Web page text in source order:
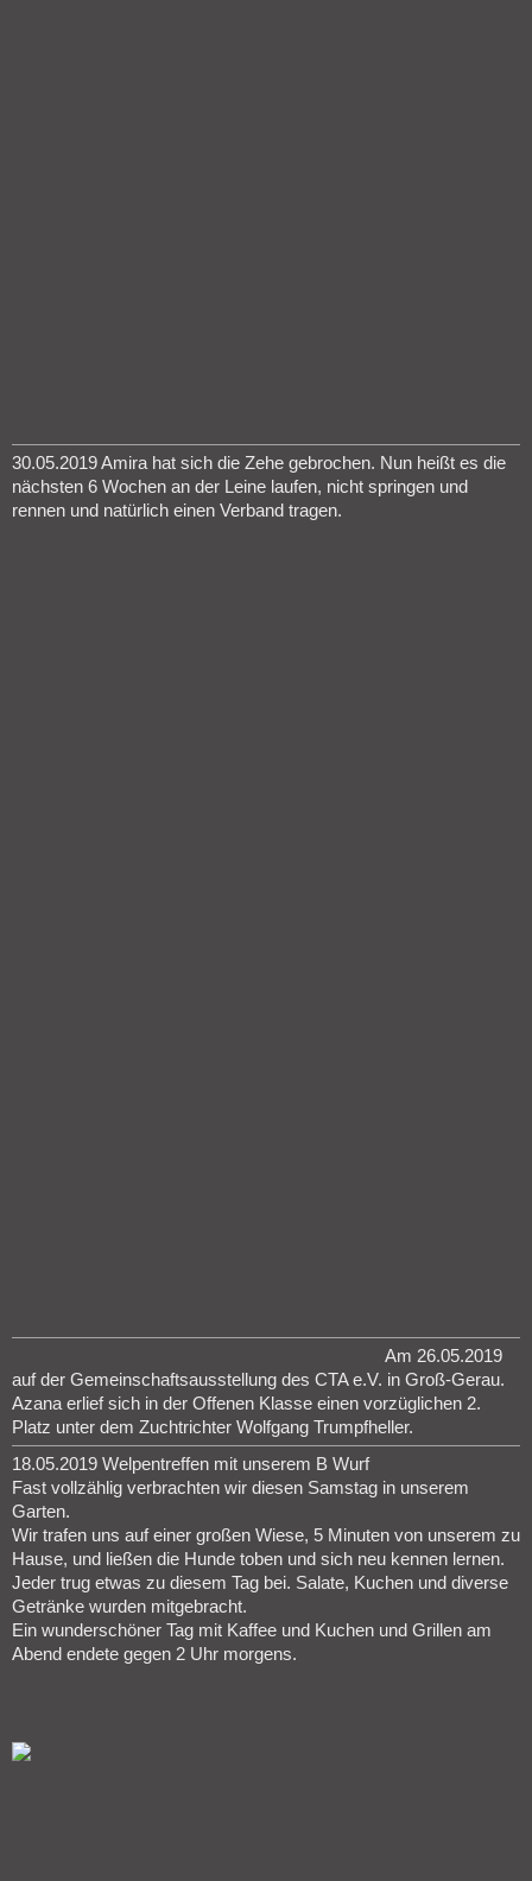
30.05.2019 Amira hat sich die Zehe gebrochen. Nun heißt es die
nächsten 6 Wochen an der Leine laufen, nicht springen und
rennen und natürlich einen Verband tragen.
Am 26.05.2019
auf der Gemeinschaftsausstellung des CTA e.V. in Groß-Gerau.
Azana erlief sich in der Offenen Klasse einen vorzüglichen 2.
Platz unter dem Zuchtrichter Wolfgang Trumpfheller.
18.05.2019 Welpentreffen mit unserem B Wurf
Fast vollzählig verbrachten wir diesen Samstag in unserem
Garten.
Wir trafen uns auf einer großen Wiese, 5 Minuten von unserem zu
Hause, und ließen die Hunde toben und sich neu kennen lernen.
Jeder trug etwas zu diesem Tag bei. Salate, Kuchen und diverse
Getränke wurden mitgebracht.
Ein wunderschöner Tag mit Kaffee und Kuchen und Grillen am
Abend endete gegen 2 Uhr morgens.